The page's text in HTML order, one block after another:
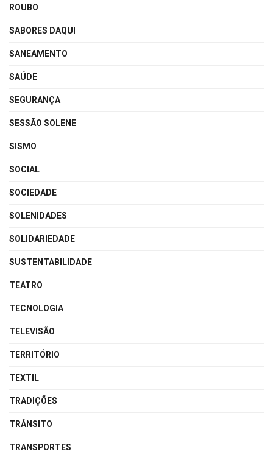
ROUBO
SABORES DAQUI
SANEAMENTO
SAÚDE
SEGURANÇA
SESSÃO SOLENE
SISMO
SOCIAL
SOCIEDADE
SOLENIDADES
SOLIDARIEDADE
SUSTENTABILIDADE
TEATRO
TECNOLOGIA
TELEVISÃO
TERRITÓRIO
TEXTIL
TRADIÇÕES
TRÂNSITO
TRANSPORTES